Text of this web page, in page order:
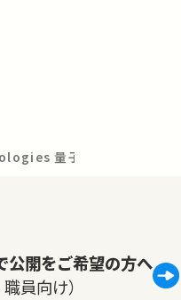
量子技術教育プログラ
開をご希望の方へ
員向け）